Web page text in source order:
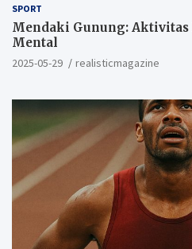
SPORT
Mendaki Gunung:
Mental
2025-05-29 realisticmagazine